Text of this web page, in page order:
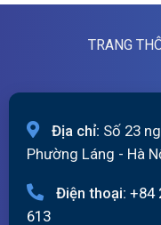
TRANG
Địa chỉ: Số 23
Phường Láng - Hà
Điện thoại: +84
613